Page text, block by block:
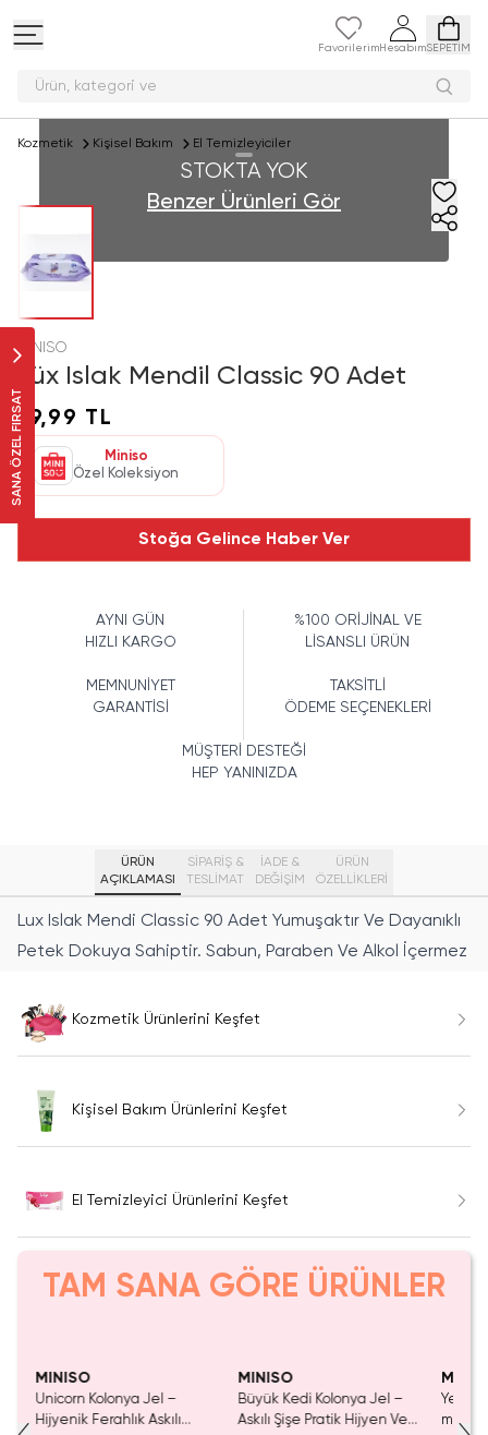
Favorilerim HesabımSEPETİM
Ürün, kategori
SANA ÖZEL FIRSAT
Kozmetik Kişisel Bakım El Temizleyiciler
STOKTA YOK
Benzer Ürünleri Gör
MINISO
Lüx Islak Mendil Classic 90 Adet
19,99 TL
Miniso
Özel Koleksiyon
Stoğa Gelince Haber Ver
AYNI GÜN
HIZLI KARGO
%100 ORİJİNAL VE
LİSANSLI ÜRÜN
MEMNUNİYET
GARANTİSİ
TAKSİTLİ
ÖDEME SEÇENEKLERİ
MÜŞTERİ DESTEĞİ
HEP YANINIZDA
ÜRÜN
AÇIKLAMASI
SİPARİŞ &
TESLİMAT
İADE &
DEĞİŞİM
ÜRÜN
ÖZELLIKLERI
Lux Islak Mendi Classic 90 Adet Yumuşaktır Ve Dayanıklı
Petek Dokuya Sahiptir. Sabun, Paraben Ve Alkol İçermez
Kozmetik Ürünlerini Keşfet
Kişisel Bakım Ürünlerini Keşfet
El Temizleyici Ürünlerini Keşfet
TAM SANA GÖRE ÜRÜNLER
MINISO
Unicorn Kolonya Jel –
Hijyenik Ferahlık Askılı
MINISO
Büyük Kedi Kolonya Jel –
Askılı Şişe Pratik Hijyen Ve
Yeşil
ml